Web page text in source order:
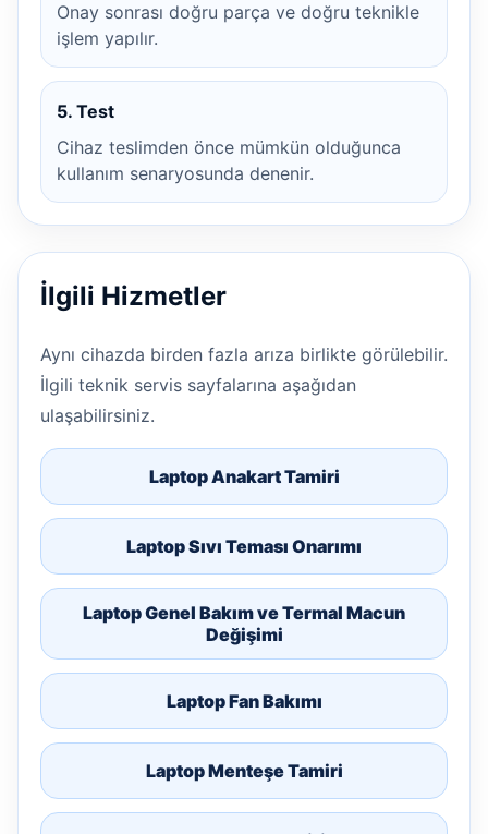
Onay sonrası doğru parça ve doğru teknikle
işlem yapılır.
5. Test
Cihaz teslimden önce mümkün olduğunca
kullanım senaryosunda denenir.
İlgili Hizmetler
Aynı cihazda birden fazla arıza birlikte görülebilir.
İlgili teknik servis sayfalarına aşağıdan
ulaşabilirsiniz.
Laptop Anakart Tamiri
Laptop Sıvı Teması Onarımı
Laptop Genel Bakım ve Termal Macun
Değişimi
Laptop Fan Bakımı
Laptop Menteşe Tamiri